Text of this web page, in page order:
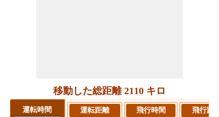
移動した総距離 2110 キロ
運転時間
運転距離 飛行時間 飛行距